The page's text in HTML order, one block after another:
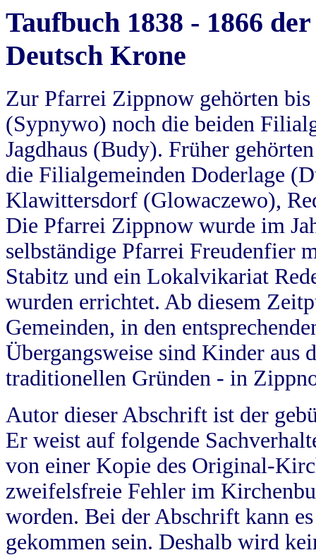
Taufbuch 1838 - 1866
Deutsch Krone
Zur Pfarrei Zippnow gehörten
(Sypnywo) noch die beiden
Jagdhaus (Budy). Früher
die Filialgemeinden Doderlage
Klawittersdorf (Glowaczewo),
Die Pfarrei Zippnow wurde im
selbständige Pfarrei Freudenfier
Stabitz und ein Lokalvikariat
wurden errichtet. Ab diesem
Gemeinden, in den
Übergangsweise sind Kinder aus
traditionellen Gründen - in
Autor dieser Abschrift ist der
Er weist auf folgende
von einer Kopie des Original-
zweifelsfreie Fehler im
worden. Bei der Abschrift kann
gekommen sein. Deshalb wird